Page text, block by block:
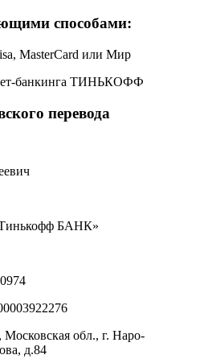
способами:
MasterCard или Мир
банкинга ТИНЬКОФФ
перевода
БАНК»
обл., г. Наро-
д.84